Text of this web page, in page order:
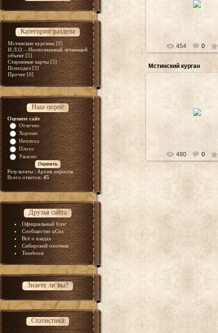
Категории раздела
Мстинские курганы [9]
Н.Л.О. - Неопознанный летающий
объект [5]
Старинные карты [5]
Психодел [3]
Прочее [0]
Наш опрос
Оцените сайт
Отлично
Хорошо
Неплохо
Плохо
Ужасно
Результаты| Архив опросов
Всего ответов:45
Друзья сайта
Официальный блог
Сообщество uCoz
Всё о кладах
Сибирский охотник
Tenebrosi
Знаете ли вы?
Статистика
Крест на
Монолит
454 0
Мстинский курган
09.09.2013
Вид с кургана
Монолит
480 0